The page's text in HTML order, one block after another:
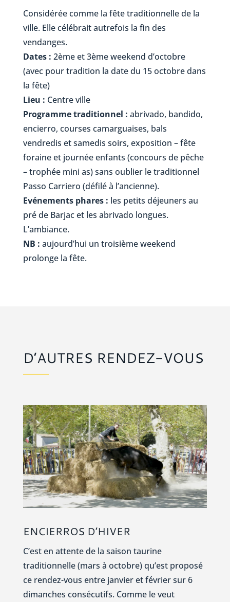
Considérée comme la fête traditionnelle de la
ville. Elle célébrait autrefois la fin des
vendanges.
Dates : 2ème et 3ème weekend d’octobre
(avec pour tradition la date du 15 octobre dans
la fête)
Lieu : Centre ville
Programme traditionnel : abrivado, bandido,
encierro, courses camarguaises, bals
vendredis et samedis soirs, exposition – fête
foraine et journée enfants (concours de pêche
– trophée mini as) sans oublier le traditionnel
Passo Carriero (défilé à l’ancienne).
Evénements phares : les petits déjeuners au
pré de Barjac et les abrivado longues.
L’ambiance.
NB : aujourd’hui un troisième weekend
prolonge la fête.
D’AUTRES RENDEZ-VOUS
ENCIERROS D’HIVER
C’est en attente de la saison taurine
traditionnelle (mars à octobre) qu’est proposé
ce rendez-vous entre janvier et février sur 6
dimanches consécutifs. Comme le veut